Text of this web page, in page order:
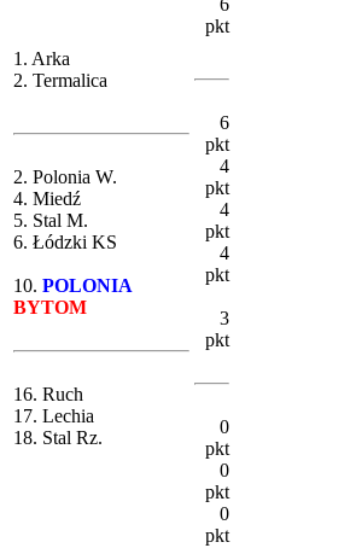
1. Arka
2. Termalica
2. Polonia W.
4. Miedź
5. Stal M.
6. Łódzki KS
10. POLONIA
BYTOM
16. Ruch
17. Lechia
18. Stal Rz.
6
pkt
6
pkt
4
pkt
4
pkt
4
pkt
3
pkt
0
pkt
0
pkt
0
pkt